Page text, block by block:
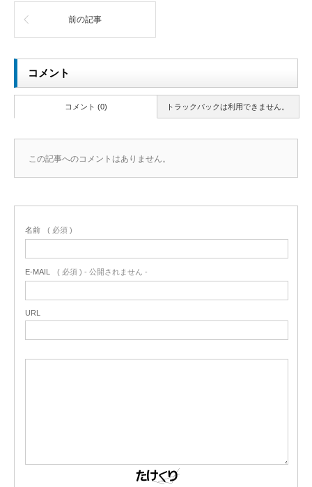
前の記事
コメント
トラックバックは利用できません。
コメント (0)
この記事へのコメントはありません。
名前 ( 必須 )
E-MAIL ( 必須 ) - 公開されません -
URL